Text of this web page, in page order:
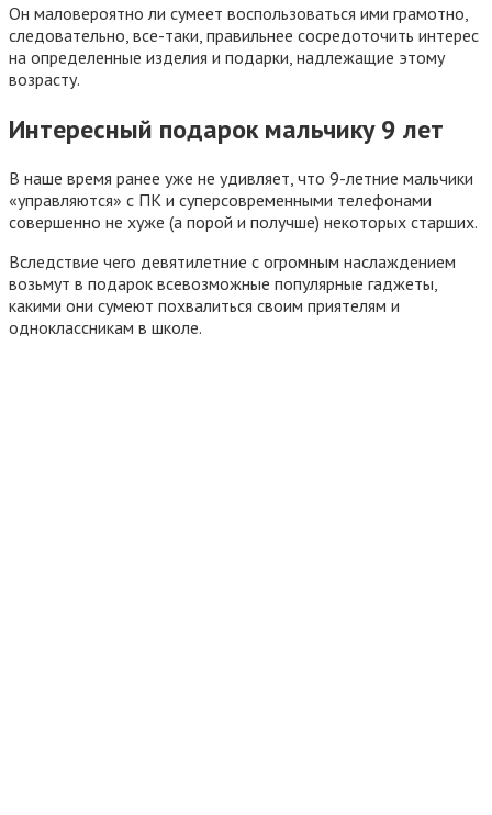
Он маловероятно ли сумеет воспользоваться ими грамотно,
следовательно, все-таки, правильнее сосредоточить интерес
на определенные изделия и подарки, надлежащие этому
возрасту.
Интересный подарок мальчику 9 лет
В наше время ранее уже не удивляет, что 9-летние мальчики
«управляются» с ПК и суперсовременными телефонами
совершенно не хуже (а порой и получше) некоторых старших.
Вследствие чего девятилетние с огромным наслаждением
возьмут в подарок всевозможные популярные гаджеты,
какими они сумеют похвалиться своим приятелям и
одноклассникам в школе.